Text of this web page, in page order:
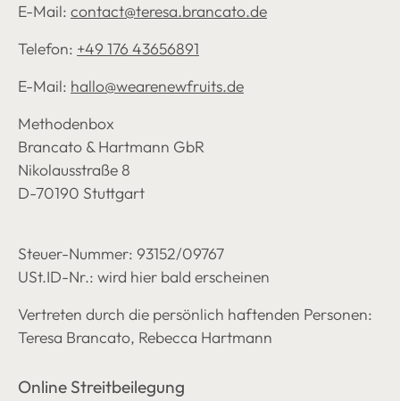
E-Mail: contact@teresa.brancato.de
Telefon: +49 176 43656891
E-Mail: hallo@wearenewfruits.de
Methodenbox
Brancato & Hartmann GbR
Nikolausstraße 8
D-70190 Stuttgart
Steuer-Nummer: 93152/09767
USt.ID-Nr.: wird hier bald erscheinen
Vertreten durch die persönlich haftenden Personen:
Teresa Brancato, Rebecca Hartmann
Online Streitbeilegung